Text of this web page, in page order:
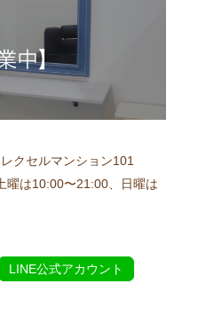
クセルマンション101
は10:00〜21:00、日曜は
LINE公式アカウント